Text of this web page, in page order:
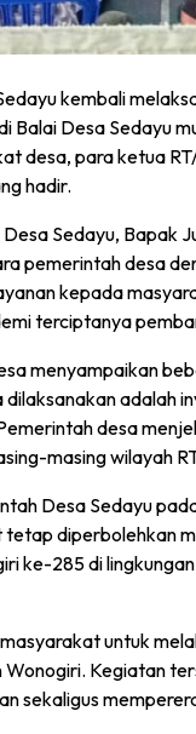
kembali
Desa Sedayu
desa, para ketua
hadir.
Sedayu, Bapak
pemerintah desa
kepada
terciptanya
menyampaikan
adalah
desa
masing wilayah
Desa Sedayu
diperbolehkan
ke-285 di
untuk
Kegiatan
sekaligus